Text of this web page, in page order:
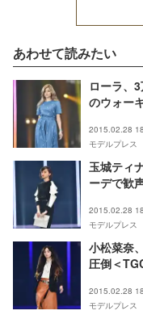
あわせて読みたい
ローラ、
のウォー
2015.02.28
モデルプレス
玉城ティ
ーデで歓
2015.02.28
モデルプレス
小松菜奈
圧倒＜
2015.02.28
モデルプレス